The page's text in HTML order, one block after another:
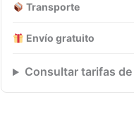
Transporte
Envío gratuito
Consultar tarifas